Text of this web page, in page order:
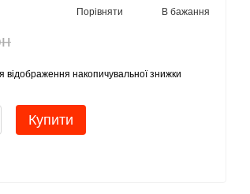
Порівняти В бажання
відображення накопичувальної знижки
Купити